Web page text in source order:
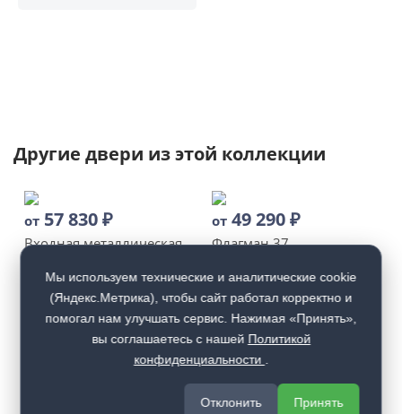
Другие двери из этой коллекции
от 57 830₽
Входная металлическая
Купить
от 49 290₽
Флагман 37
Купить
от 43 770 ₽
Мы используем технические и аналитические cookie
(Яндекс.Метрика), чтобы сайт работал корректно и
помогал нам улучшать сервис. Нажимая «Принять»,
вы соглашаетесь с нашей Политикой
конфиденциальности
Отклонить Принять